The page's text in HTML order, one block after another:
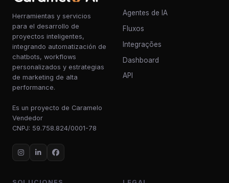
Herramientas y servicios
para el desarrollo de
proyectos inteligentes,
integrando automatización de
chatbots, workflows
personalizados y estrategias
de marketing de alta
performance.
Es un proyecto de Caramelo
Vendedor
CNPJ: 59.758.824/0001-78
Agentes de IA
Fluxos
Integrações
Dashboard
API